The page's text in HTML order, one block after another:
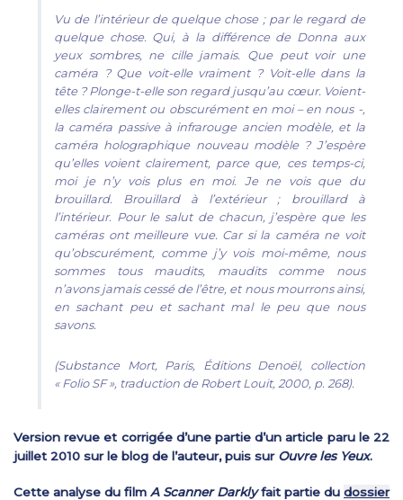
Vu de l’intérieur de quelque chose ; par le regard de
quelque chose. Qui, à la différence de Donna aux
yeux sombres, ne cille jamais. Que peut voir une
caméra ? Que voit-elle vraiment ? Voit-elle dans la
tête ? Plonge-t-elle son regard jusqu’au cœur. Voient-
elles clairement ou obscurément en moi – en nous -,
la caméra passive à infrarouge ancien modèle, et la
caméra holographique nouveau modèle ? J’espère
qu’elles voient clairement, parce que, ces temps-ci,
moi je n’y vois plus en moi. Je ne vois que du
brouillard. Brouillard à l’extérieur ; brouillard à
l’intérieur. Pour le salut de chacun, j’espère que les
caméras ont meilleure vue. Car si la caméra ne voit
qu’obscurément, comme j’y vois moi-même, nous
sommes tous maudits, maudits comme nous
n’avons jamais cessé de l’être, et nous mourrons ainsi,
en sachant peu et sachant mal le peu que nous
savons.
(Substance Mort, Paris, Éditions Denoël, collection
« Folio SF », traduction de Robert Louit, 2000, p. 268).
Version revue et corrigée d’une partie d’un article paru le 22
juillet 2010 sur le blog de l’auteur, puis sur Ouvre les Yeux.
Cette analyse du film A Scanner Darklyfait partie du dossier